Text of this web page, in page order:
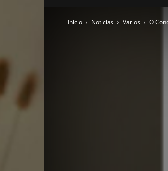
Inicio Noticias Varios O